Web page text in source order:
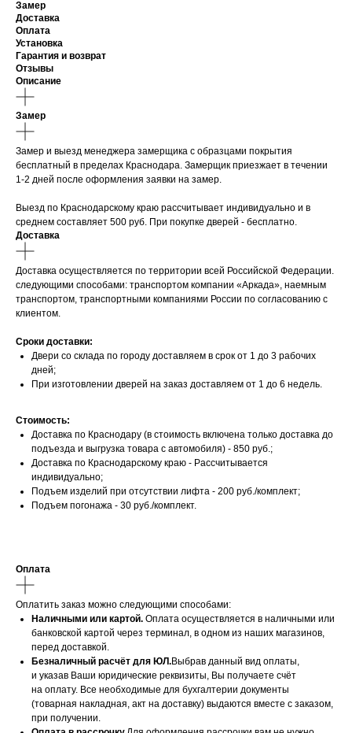
Замер
Доставка
Оплата
Установка
Гарантия и возврат
Отзывы
Описание
Замер
Замер и выезд менеджера замерщика с образцами покрытия
бесплатный в пределах Краснодара. Замерщик приезжает в течении
1-2 дней после оформления заявки на замер.
Выезд по Краснодарскому краю рассчитывает индивидуально и в
среднем составляет 500 руб. При покупке дверей - бесплатно.
Доставка
Доставка осуществляется по территории всей Российской Федерации.
следующими способами: транспортом компании «Аркада», наемным
транспортом, транспортными компаниями России по согласованию с
клиентом.
Сроки доставки:
Двери со склада по городу доставляем в срок от 1 до 3 рабочих
дней;
При изготовлении дверей на заказ доставляем от 1 до 6 недель.
Стоимость:
Доставка по Краснодару (в стоимость включена только доставка до
подъезда и выгрузка товара с автомобиля) - 850 руб.;
Доставка по Краснодарскому краю - Рассчитывается
индивидуально;
Подъем изделий при отсутствии лифта - 200 руб./комплект;
Подъем погонажа - 30 руб./комплект.
Оплата
Оплатить заказ можно следующими способами:
Наличными или картой. Оплата осуществляется в наличными или
банковской картой через терминал, в одном из наших магазинов,
перед доставкой.
Безналичный расчёт для ЮЛ.Выбрав данный вид оплаты,
и указав Ваши юридические реквизиты, Вы получаете счёт
на оплату. Все необходимые для бухгалтерии документы
(товарная накладная, акт на доставку) выдаются вместе с заказом,
при получении.